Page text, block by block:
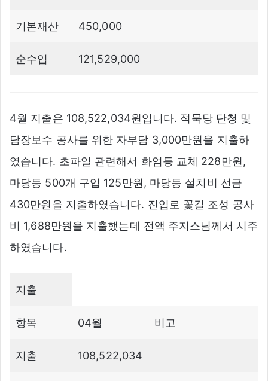
기본재산 450,000
순수입 121,529,000
4월 지출은 108,522,034원입니다. 적묵당 단청 및
담장보수 공사를 위한 자부담 3,000만원을 지출하
였습니다. 초파일 관련해서 화엄등 교체 228만원,
마당등 500개 구입 125만원, 마당등 설치비 선금
430만원을 지출하였습니다. 진입로 꽃길 조성 공사
비 1,688만원을 지출했는데 전액 주지스님께서 시주
하였습니다.
지출
항목 04월 비고
지출 108,522,034